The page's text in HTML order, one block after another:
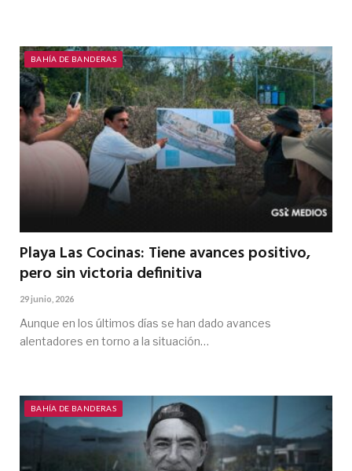
BAHÍA DE BANDERAS
Playa Las Cocinas: Tiene avances positivo,
pero sin victoria definitiva
29 junio, 2026
Aunque en los últimos días se han dado avances
alentadores en torno a la situación…
BAHÍA DE BANDERAS